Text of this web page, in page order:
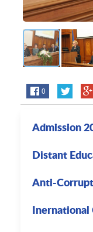
0
Admission
Distant
Anti-